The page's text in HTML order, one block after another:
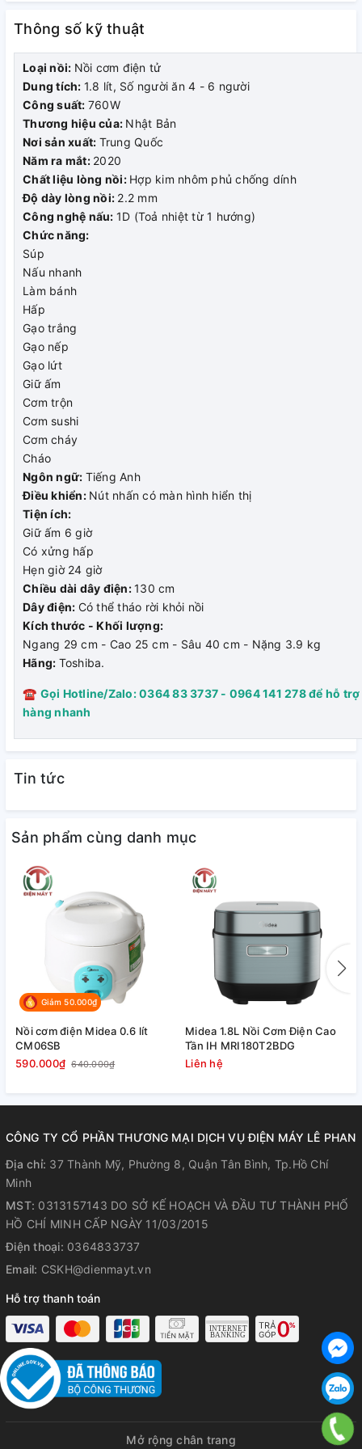
Chế độ hẹn giờ
Chế độ hẹn giờ nấu tự động thông minh trên nồi cơm điện tử
Toshiba giúp bạn rảnh rang hơn, tiết kiệm rất nhiều công
sức trong việc nấu ăn.
Bảng điều khiển tiện lợi
Bảng điều khiển của nồi cơm điện tử được kết hợp giữa nút
bấm với màn hình LCD hiển thị rõ ràng trực quan dễ dàng
thao tác, đặc biệt có chữ nổi cho người khiếm thị.
Chế độ nấu đa dạng
Nồi cơm điện có nhiều tính năng khác như: nấu súp, hầm
thịt, nấu cháo... trợ giúp cho việc nấu ăn hàng ngày của
hơn.
Thông số kỹ thuật
Loại nồi: Nồi cơm điện tử
Dung tích: 1.8 lít, Số người ăn 4 - 6 người
Công suất: 760W
Thương hiệu của: Nhật Bản
Nơi sản xuất: Trung Quốc
Năm ra mắt: 2020
Chất liệu lòng nồi: Hợp kim nhôm phủ chống dính
Độ dày lòng nồi: 2.2 mm
Công nghệ nấu: 1D (Toả nhiệt từ 1 hướng)
Chức năng:
Súp
Nấu nhanh
Làm bánh
Hấp
Gạo trắng
Gạo nếp
Gạo lứt
Giữ ấm
Cơm trộn
Cơm sushi
Cơm cháy
Cháo
Ngôn ngữ: Tiếng Anh
Điều khiển: Nút nhấn có màn hình hiển thị
Tiện ích:
Giữ ấm 6 giờ
Có xửng hấp
Hẹn giờ 24 giờ
Chiều dài dây điện:130 cm
Dây điện: Có thể tháo rời khỏi nồi
Kích thước - Khối lượng:
Ngang 29 cm - Cao 25 cm - Sâu 40 cm - Nặng 3.9 kg
Hãng: Toshiba.
☎ Gọi Hotline/Zalo: 0364 83 3737 - 0964 141 278 để hỗ
hàng nhanh
Tin tức
Sản phẩm cùng danh mục
Giảm 50.000₫
Nồi cơm điện Midea 0.6 lít
CM06SB
590.000₫ 640.000₫
Midea 1.8L Nồi Cơm Điện Cao
Tần IH MRI180T2BDG
Liên hệ
CÔNG TY CỔ PHẦN THƯƠNG MẠI DỊCH VỤ ĐIỆN MÁY LÊ PHAN
Địa chỉ: 37 Thành Mỹ, Phường 8, Quận Tân Bình, Tp.Hồ Chí
Minh
MST: 0313157143 DO SỞ KẾ HOẠCH VÀ ĐẦU TƯ THÀNH PHỐ
HỒ CHÍ MINH CẤP NGÀY 11/03/2015
Điện thoại: 0364833737
Email: CSKH@dienmayt.vn
Hỗ trợ thanh toán
Mở rộng chân trang